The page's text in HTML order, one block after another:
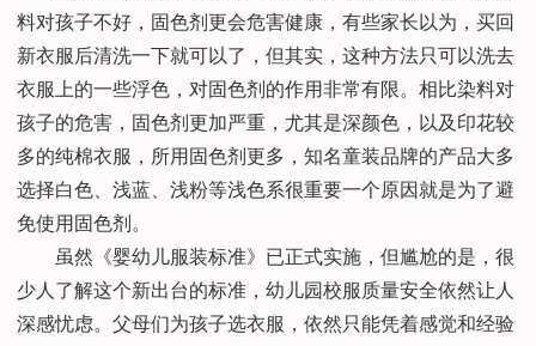
料对孩子不好，固色剂更会危害健康，有些家长以为，买回
新衣服后清洗一下就可以了，但其实，这种方法只可以洗去
衣服上的一些浮色，对固色剂的作用非常有限。相比染料对
孩子的危害，固色剂更加严重，尤其是深颜色，以及印花较
多的纯棉衣服，所用固色剂更多，知名童装品牌的产品大多
选择白色、浅蓝、浅粉等浅色系很重要一个原因就是为了避
免使用固色剂。
虽然《婴幼儿服装标准》已正式实施，但尴尬的是，很
少人了解这个新出台的标准，幼儿园校服质量安全依然让人
深感忧虑。父母们为孩子选衣服，依然只能凭着感觉和经验